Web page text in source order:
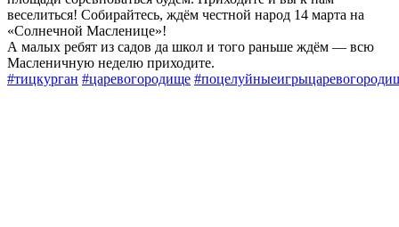
веселиться! Собирайтесь, ждём честной народ 14 марта на
«Солнечной Масленице»!
А малых ребят из садов да школ и того раньше ждём — всю
Масленичную неделю приходите.
#тицкурган #царевогородище